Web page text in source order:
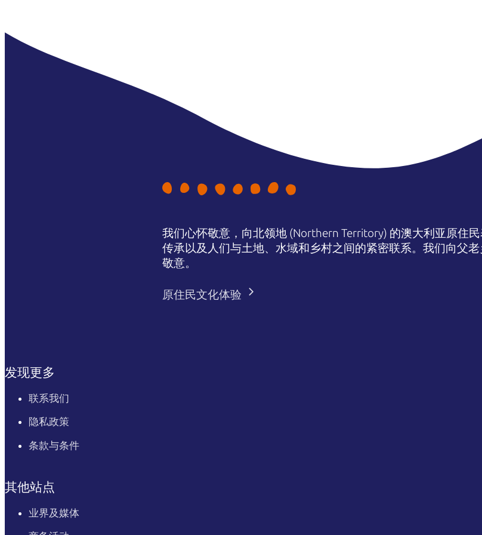
我们心怀敬意，向北领地 (Northern Territory) 的澳大利亚原住
传承以及人们与土地、水域和乡村之间的紧密联系。我们向父
敬意。
原住民文化体验
发现更多
联系我们
隐私政策
条款与条件
其他站点
业界及媒体